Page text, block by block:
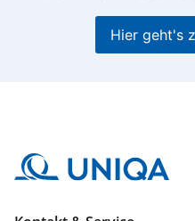
Hier geht's